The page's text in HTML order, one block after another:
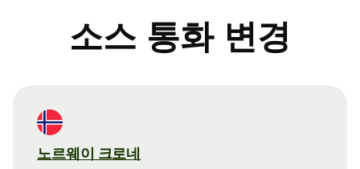
소스 통화 변경
노르웨이 크로네